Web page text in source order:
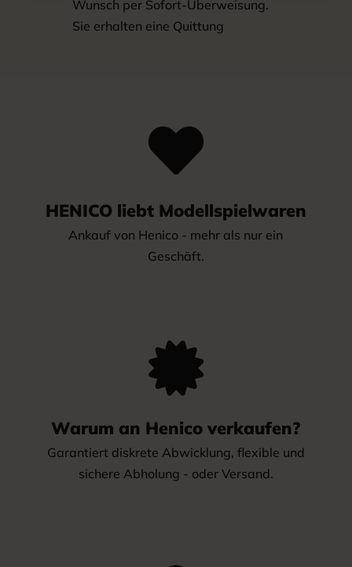
Wunsch per Sofort-Überweisung.
Sie erhalten eine Quittung

HENICO liebt Modellspielwaren
Ankauf von Henico - mehr als nur ein
Geschäft.

Warum an Henico verkaufen?
Garantiert diskrete Abwicklung, flexible und
sichere Abholung - oder Versand.